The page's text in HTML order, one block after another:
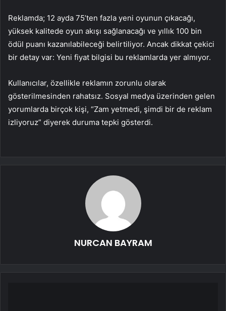
Reklamda; 12 ayda 75’ten fazla yeni oyunun çıkacağı,
yüksek kalitede oyun akışı sağlanacağı ve yıllık 100 bin
ödül puanı kazanılabileceği belirtiliyor. Ancak dikkat çekici
bir detay var: Yeni fiyat bilgisi bu reklamlarda yer almıyor.
Kullanıcılar, özellikle reklamın zorunlu olarak
gösterilmesinden rahatsız. Sosyal medya üzerinden gelen
yorumlarda birçok kişi, “Zam yetmedi, şimdi bir de reklam
izliyoruz” diyerek duruma tepki gösterdi.
NURCAN BAYRAM